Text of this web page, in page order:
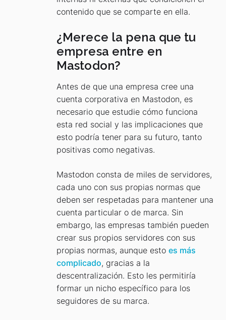
contenido que se comparte en ella.
¿Merece la pena que tu
empresa entre en
Mastodon?
Antes de que una empresa cree una
cuenta corporativa en Mastodon, es
necesario que estudie cómo funciona
esta red social y las implicaciones que
esto podría tener para su futuro, tanto
positivas como negativas.
Mastodon consta de miles de servidores,
cada uno con sus propias normas que
deben ser respetadas para mantener una
cuenta particular o de marca. Sin
embargo, las empresas también pueden
crear sus propios servidores con sus
propias normas, aunque esto es más
complicado, gracias a la
descentralización. Esto les permitiría
formar un nicho específico para los
seguidores de su marca.